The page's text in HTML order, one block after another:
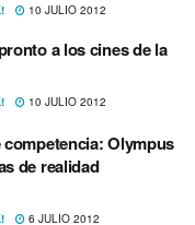
10 JULIO 2012
a los cines de la
10 JULIO 2012
Olympus
de realidad
6 JULIO 2012